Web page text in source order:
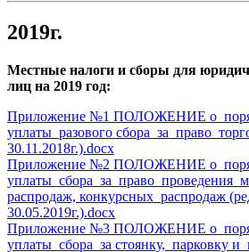
2019г.
Местные налоги и сборы для
лиц на 2019 год:
Приложение №1 ПОЛОЖЕНИЕ о
уплаты разового сбора за право
30.11.2018г.).docx
Приложение №2 ПОЛОЖЕНИЕ о
уплаты сбора за право проведения
распродаж, конкурсных распродаж
30.05.2019г.).docx
Приложение №3 ПОЛОЖЕНИЕ о
уплаты сбора за стоянку, парковку и